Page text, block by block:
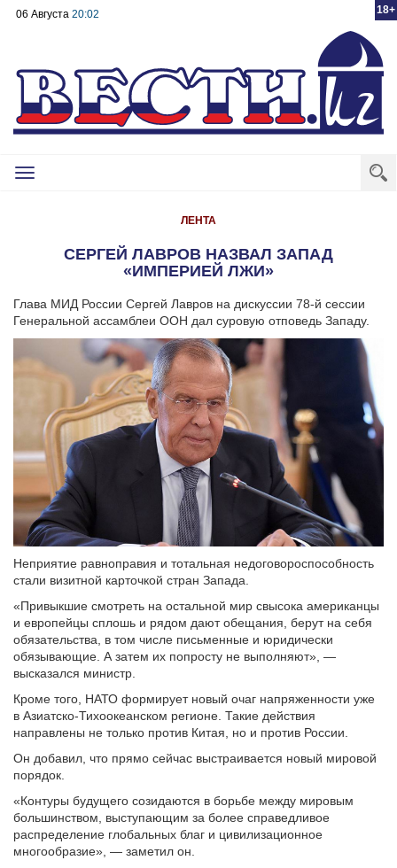
18+
06 Августа 20:02
Toggle
ЛЕНТА
СЕРГЕЙ ЛАВРОВ НАЗВАЛ ЗАПАД
«ИМПЕРИЕЙ ЛЖИ»
Глава МИД России Сергей Лавров на дискуссии 78-й сессии
Генеральной ассамблеи ООН дал суровую отповедь Западу.
Неприятие равноправия и тотальная недоговороспособность
стали визитной карточкой стран Запада.
«Привыкшие смотреть на остальной мир свысока американцы
и европейцы сплошь и рядом дают обещания, берут на себя
обязательства, в том числе письменные и юридически
обязывающие. А затем их попросту не выполняют», —
высказался министр.
Кроме того, НАТО формирует новый очаг напряженности уже
в Азиатско-Тихоокеанском регионе. Такие действия
направлены не только против Китая, но и против России.
Он добавил, что прямо сейчас выстраивается новый мировой
порядок.
«Контуры будущего созидаются в борьбе между мировым
большинством, выступающим за более справедливое
распределение глобальных благ и цивилизационное
многообразие», — заметил он.